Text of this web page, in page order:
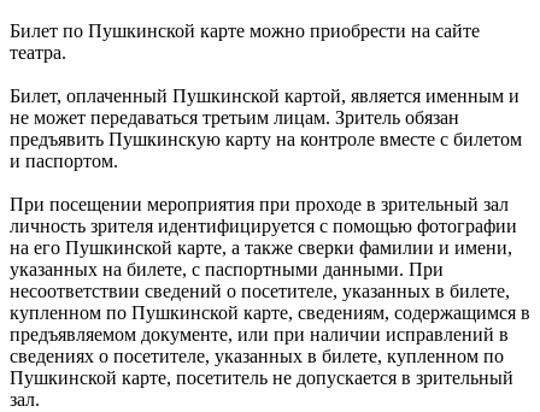
Билет по Пушкинской карте можно приобрести на сайте
театра.
Билет, оплаченный Пушкинской картой, является именным и
не может передаваться третьим лицам. Зритель обязан
предъявить Пушкинскую карту на контроле вместе с билетом
и паспортом.
При посещении мероприятия при проходе в зрительный зал
личность зрителя идентифицируется с помощью фотографии
на его Пушкинской карте, а также сверки фамилии и имени,
указанных на билете, с паспортными данными. При
несоответствии сведений о посетителе, указанных в билете,
купленном по Пушкинской карте, сведениям, содержащимся в
предъявляемом документе, или при наличии исправлений в
сведениях о посетителе, указанных в билете, купленном по
Пушкинской карте, посетитель не допускается в зрительный
зал.